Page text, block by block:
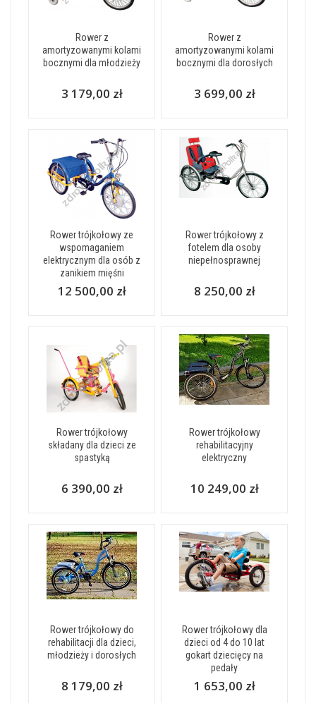
Rower z
amortyzowanymi kolami
bocznymi dla młodzieży
3 179,00 zł
Rower z
amortyzowanymi kolami
bocznymi dla dorosłych
3 699,00 zł
Rower trójkołowy ze
wspomaganiem
elektrycznym dla osób z
zanikiem mięśni
12 500,00 zł
Rower trójkołowy z
fotelem dla osoby
niepełnosprawnej
8 250,00 zł
Rower trójkołowy
składany dla dzieci ze
spastyką
6 390,00 zł
Rower trójkołowy
rehabilitacyjny
elektryczny
10 249,00 zł
Rower trójkołowy do
rehabilitacji dla dzieci,
młodzieży i dorosłych
8 179,00 zł
Rower trójkołowy dla
dzieci od 4 do 10 lat
gokart dziecięcy na
pedały
1 653,00 zł